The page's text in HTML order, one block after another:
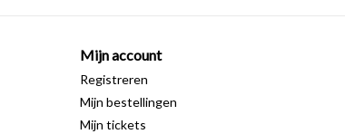
Mijn account
Registreren
Mijn bestellingen
Mijn tickets